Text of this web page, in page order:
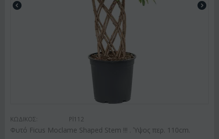
ΚΩΔΙΚΟΣ: Pl112
Φυτό Ficus Moclame Shaped Stem !!! . Ύψος περ. 110cm.